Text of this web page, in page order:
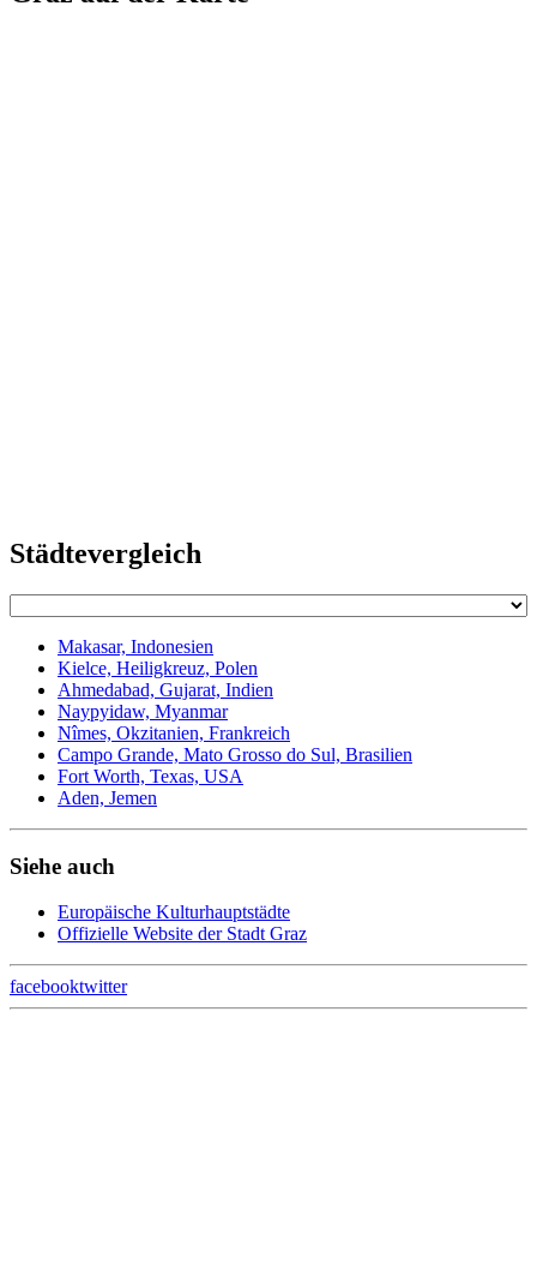
Städtevergleich
Makasar, Indonesien
Kielce, Heiligkreuz, Polen
Ahmedabad, Gujarat, Indien
Naypyidaw, Myanmar
Nîmes, Okzitanien, Frankreich
Campo Grande, Mato Grosso do Sul, Brasilien
Fort Worth, Texas, USA
Aden, Jemen
Siehe auch
Europäische Kulturhauptstädte
Offizielle Website der Stadt Graz
facebooktwitter